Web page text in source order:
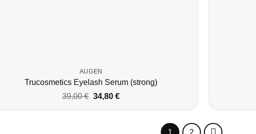
AUGEN
Trucosmetics Eyelash Serum (strong)
39,00€ Ursprünglicher
war:
34,80€Aktueller
ist:
1 2